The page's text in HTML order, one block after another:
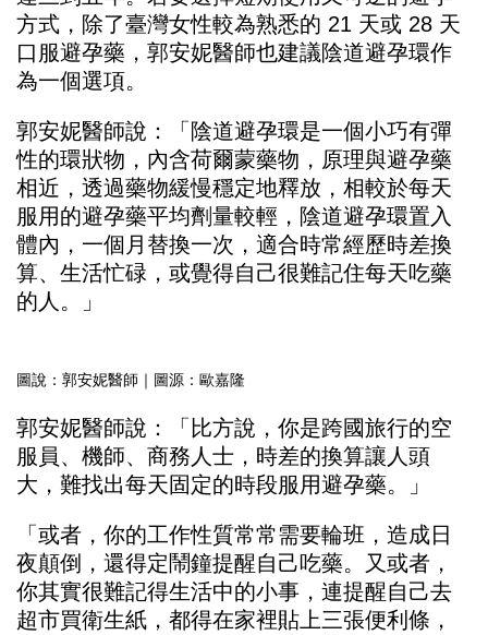
方式，除了臺灣女性較為熟悉的 21 天或 28 天
口服避孕藥，郭安妮醫師也建議陰道避孕環作
為一個選項。
郭安妮醫師說：「陰道避孕環是一個小巧有彈
性的環狀物，內含荷爾蒙藥物，原理與避孕藥
相近，透過藥物緩慢穩定地釋放，相較於每天
服用的避孕藥平均劑量較輕，陰道避孕環置入
體內，一個月替換一次，適合時常經歷時差換
算、生活忙碌，或覺得自己很難記住每天吃藥
的人。」
圖說：郭安妮醫師｜圖源：歐嘉隆
郭安妮醫師說：「比方說，你是跨國旅行的空
服員、機師、商務人士，時差的換算讓人頭
大，難找出每天固定的時段服用避孕藥。」
「或者，你的工作性質常常需要輪班，造成日
夜顛倒，還得定鬧鐘提醒自己吃藥。又或者，
你其實很難記得生活中的小事，連提醒自己去
超市買衛生紙，都得在家裡貼上三張便利條，